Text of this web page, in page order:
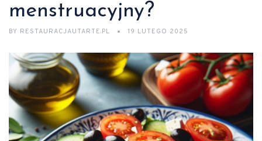
menstruacyjny?
BY RESTAURACJAUTARTE.PL 19 LUTEGO 2025